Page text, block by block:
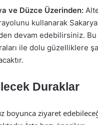
ve Düzce Üzerinden:
kullanarak
devam edebilirsiniz.
ile dolu güzelliklere
Duraklar
boyunca ziyaret